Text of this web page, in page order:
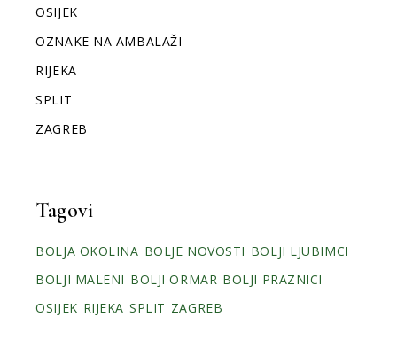
OSIJEK
OZNAKE NA AMBALAŽI
RIJEKA
SPLIT
ZAGREB
Tagovi
BOLJA OKOLINA BOLJE NOVOSTI BOLJI LJUBIMCI
BOLJI MALENI BOLJI ORMAR BOLJI PRAZNICI
OSIJEK RIJEKA SPLIT ZAGREB